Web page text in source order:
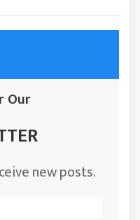
Our
new posts.